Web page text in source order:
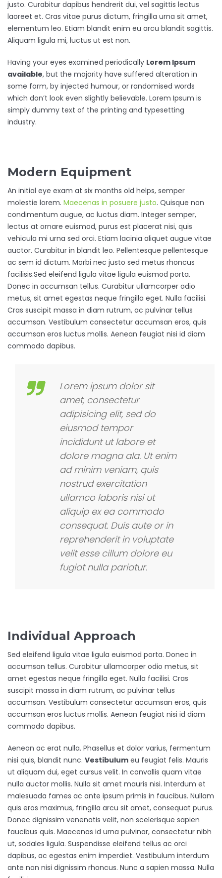
justo. Curabitur dapibus hendrerit dui, vel sagittis lectus
laoreet et. Cras vitae purus dictum, fringilla urna sit amet,
elementum leo. Etiam blandit enim eu arcu blandit sagittis.
Aliquam ligula mi, luctus ut est non.
Having your eyes examined periodically Lorem Ipsum
available, but the majority have suffered alteration in
some form, by injected humour, or randomised words
which don’t look even slightly believable. Lorem Ipsum is
simply dummy text of the printing and typesetting
industry.
Modern Equipment
An initial eye exam at six months old helps, semper
molestie lorem. Maecenas in posuere justo. Quisque non
condimentum augue, ac luctus diam. Integer semper,
lectus at ornare euismod, purus est placerat nisi, quis
vehicula mi urna sed orci. Etiam lacinia aliquet augue vitae
auctor. Curabitur in blandit leo. Pellentesque pellentesque
ac sem id dictum. Morbi nec justo sed metus rhoncus
facilisis.Sed eleifend ligula vitae ligula euismod porta.
Donec in accumsan tellus. Curabitur ullamcorper odio
metus, sit amet egestas neque fringilla eget. Nulla facilisi.
Cras suscipit massa in diam rutrum, ac pulvinar tellus
accumsan. Vestibulum consectetur accumsan eros, quis
accumsan eros luctus mollis. Aenean feugiat nisi id diam
commodo dapibus.
Lorem ipsum dolor sit
amet, consectetur
adipisicing elit, sed do
eiusmod tempor
incididunt ut labore et
dolore magna ala. Ut enim
ad minim veniam, quis
nostrud exercitation
ullamco laboris nisi ut
aliquip ex ea commodo
consequat. Duis aute or in
reprehenderit in voluptate
velit esse cillum dolore eu
fugiat nulla pariatur.
Individual Approach
Sed eleifend ligula vitae ligula euismod porta. Donec in
accumsan tellus. Curabitur ullamcorper odio metus, sit
amet egestas neque fringilla eget. Nulla facilisi. Cras
suscipit massa in diam rutrum, ac pulvinar tellus
accumsan. Vestibulum consectetur accumsan eros, quis
accumsan eros luctus mollis. Aenean feugiat nisi id diam
commodo dapibus.
Aenean ac erat nulla. Phasellus et dolor varius, fermentum
nisi quis, blandit nunc. Vestibulum eu feugiat felis. Mauris
ut aliquam dui, eget cursus velit. In convallis quam vitae
nulla auctor mollis. Nulla sit amet mauris nisi. Interdum et
malesuada fames ac ante ipsum primis in faucibus. Nullam
quis eros maximus, fringilla arcu sit amet, consequat purus.
Donec dignissim venenatis velit, non scelerisque sapien
faucibus quis. Maecenas id urna pulvinar, consectetur nibh
ut, sodales ligula. Suspendisse eleifend tellus ac orci
dapibus, ac egestas enim imperdiet. Vestibulum interdum
ante non nisi dignissim rhoncus. Nunc a sapien massa. Nulla